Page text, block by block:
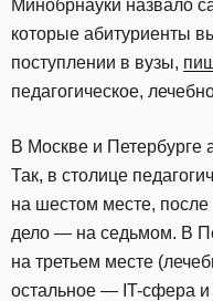
Минобрнауки назвало
которые абитуриенты
поступлении в вузы,
педагогическое,
В Москве и Петербурге
Так, в столице
на шестом месте,
дело — на седьмом. В
на третьем месте
остальное — IT-сфера и